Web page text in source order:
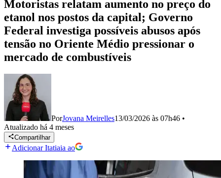
Motoristas relatam aumento no preço do
etanol nos postos da capital; Governo
Federal investiga possíveis abusos após
tensão no Oriente Médio pressionar o
mercado de combustíveis
PorJovana Meirelles13/03/2026 às 07h46 •
Atualizado há 4 meses
Compartilhar
Adicionar Itatiaia ao